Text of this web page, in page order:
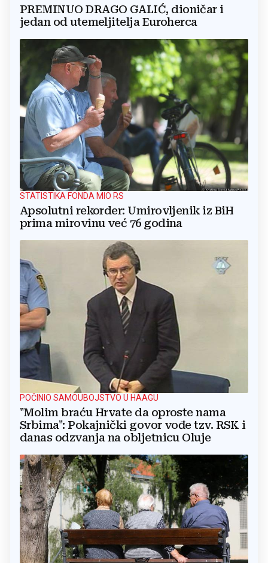
PREMINUO DRAGO GALIĆ, dioničar i
jedan od utemeljitelja Euroherca
STATISTIKA FONDA MIO RS
Apsolutni rekorder: Umirovljenik iz BiH
prima mirovinu već 76 godina
POČINIO SAMOUBOJSTVO U HAAGU
"Molim braću Hrvate da oproste nama
Srbima": Pokajnički govor vođe tzv. RSK i
danas odzvanja na obljetnicu Oluje